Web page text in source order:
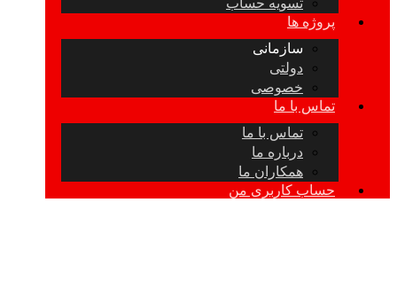
پروژه ها
سازمانی
دولتی
خصوصی
تماس با ما
تماس با ما
درباره ما
همکاران ما
حساب کاربری من